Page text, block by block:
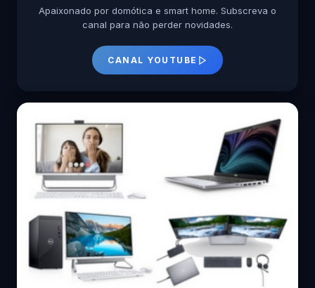
Apaixonado por domótica e smart home. Subscreva o
canal para não perder novidades.
CANAL YOUTUBE